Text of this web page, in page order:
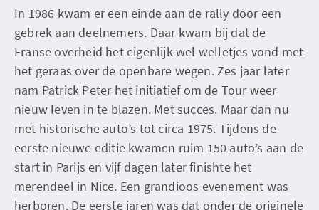
In 1986 kwam er een einde aan de rally door een
gebrek aan deelnemers. Daar kwam bij dat de
Franse overheid het eigenlijk wel welletjes vond met
het geraas over de openbare wegen. Zes jaar later
nam Patrick Peter het initiatief om de Tour weer
nieuw leven in te blazen. Met succes. Maar dan nu
met historische auto’s tot circa 1975. Tijdens de
eerste nieuwe editie kwamen ruim 150 auto’s aan de
start in Parijs en vijf dagen later finishte het
merendeel in Nice. Een grandioos evenement was
herboren. De eerste jaren was dat onder de originele